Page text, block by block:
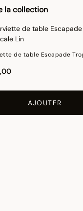
la collection
de table Escapade
AJOUTER
des fibres de coton
et nos tissus conservent
entière satisfaction.